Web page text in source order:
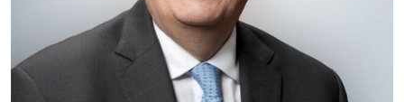
Aplicar al Requerimiento
Empresa en Estado de México